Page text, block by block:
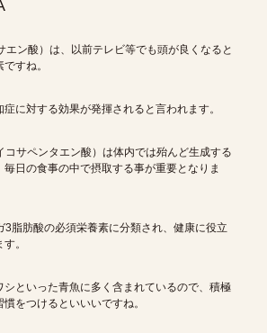
エン酸）は、以前テレビ等でも頭が良くなると
すね。
に対する効果が発揮されると言われます。
コサペンタエン酸）は体内では殆んど生成する
日の食事の中で摂取する事が重要となりま
3脂肪酸の必須栄養素に分類され、健康に役立
。
シといった青魚に多く含まれているので、積極
をつけるといいいですね。